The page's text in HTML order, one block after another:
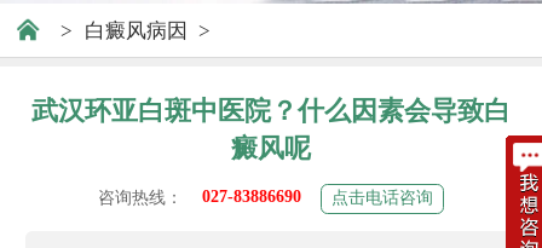
> 白癜风病因 >
武汉环亚白斑中医院？什么因素会导致白
癜风呢
咨询热线： 027-83886690 点击电话咨询